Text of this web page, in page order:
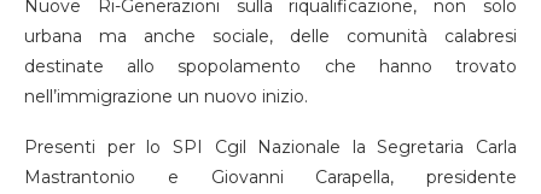
Nuove Ri-Generazioni sulla riqualificazione, non solo
urbana ma anche sociale, delle comunità calabresi
destinate allo spopolamento che hanno trovato
nell’immigrazione un nuovo inizio.
Presenti per lo SPI Cgil Nazionale la Segretaria Carla
Mastrantonio e Giovanni Carapella, presidente